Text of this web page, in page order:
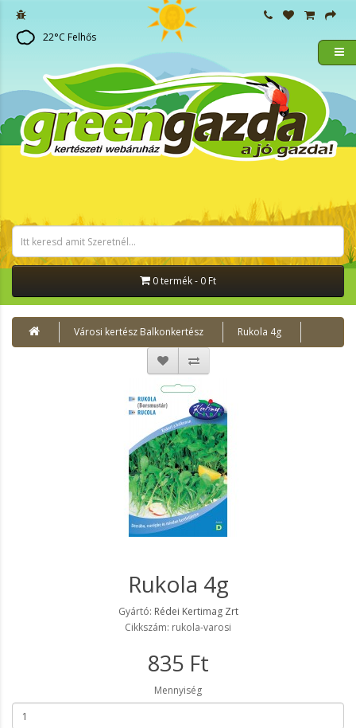
22°C Felhős
0 termék - 0 Ft
Városi kertész Balkonkertész Rukola 4g
Rukola 4g
Gyártó: Rédei Kertimag Zrt
Cikkszám: rukola-varosi
835 Ft
Mennyiség